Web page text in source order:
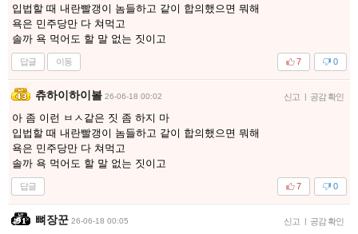
입법할 때 내란빨갱이 놈들하고 같이 합의했으면 뭐해
욕은 민주당만 다 쳐먹고
솔까 욕 먹어도 할 말 없는 짓이고
답글 이동 0
7
츄하이하이볼 26-06-18 00:02 신고 | 공감 확인
아 좀 이런 ㅂㅅ같은 짓 좀 하지 마
입법할 때 내란빨갱이 놈들하고 같이 합의했으면 뭐해
욕은 민주당만 다 쳐먹고
솔까 욕 먹어도 할 말 없는 짓이고
답글 0
7
뼈장꾼 26-06-18 00:05 신고 | 공감 확인